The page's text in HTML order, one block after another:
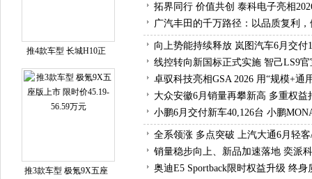
推4款车型 长城H10正
推3款车型 极氪9X五座
拓界同行 价值共创 泰科电子亮相
广汽丰田的千万路径：以品质复利
向上势能持续释放 岚图汽车6月交付
线控转向新国标正式实施 智己LS9
卓驭科技亮相GSA 2026 用“规模+通
大众安徽6月销量再攀新高 多重权益
小鹏6月交付新车40,126台 小鹏
全系领涨 多点突破 上汽大通6月轻
销量稳步向上、新品加速落地 奕派
奥迪E5 Sportback限时权益升级 终